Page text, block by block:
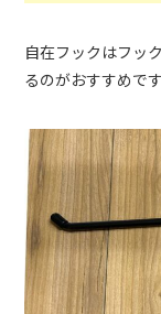
自在フックはフッ
るのがおすすめで